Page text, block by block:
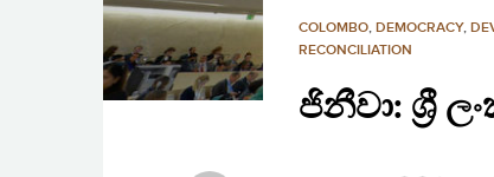
COLOMBO, DEMOCRACY,
RECONCILIATION
ජිනීවා: ශ්‍රී